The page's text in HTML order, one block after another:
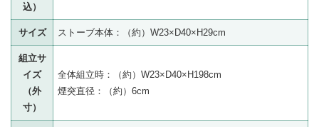
込）
サイズ ストーブ本体：（約）W23×D40×H29cm
組立サ
イズ
（外
寸）
全体組立時：（約）W23×D40×H198cm
煙突直径：（約）6cm